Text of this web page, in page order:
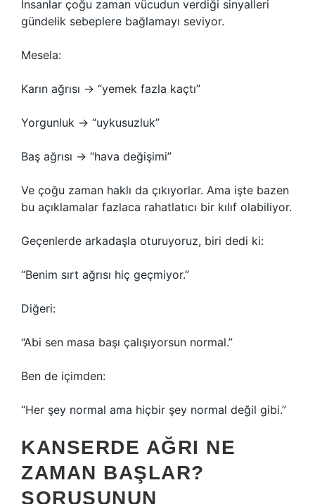
İnsanlar çoğu zaman vücudun verdiği sinyalleri
gündelik sebeplere bağlamayı seviyor.
Mesela:
Karın ağrısı → “yemek fazla kaçtı”
Yorgunluk → “uykusuzluk”
Baş ağrısı → “hava değişimi”
Ve çoğu zaman haklı da çıkıyorlar. Ama işte bazen
bu açıklamalar fazlaca rahatlatıcı bir kılıf olabiliyor.
Geçenlerde arkadaşla oturuyoruz, biri dedi ki:
“Benim sırt ağrısı hiç geçmiyor.”
Diğeri:
“Abi sen masa başı çalışıyorsun normal.”
Ben de içimden:
“Her şey normal ama hiçbir şey normal değil gibi.”
KANSERDE AĞRI NE
ZAMAN BAŞLAR?
SORUSUNUN